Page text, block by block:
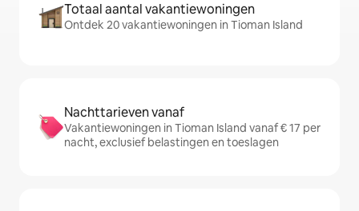
Totaal aantal vakantiewoningen
Ontdek 20 vakantiewoningen in Tioman Island
Nachttarieven vanaf
Vakantiewoningen in Tioman Island vanaf € 17 per
nacht, exclusief belastingen en toeslagen